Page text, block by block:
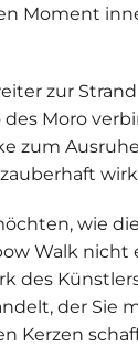
Moment
zur
Moro
zum
wie
Walk nicht
des
der Sie
Kerzen